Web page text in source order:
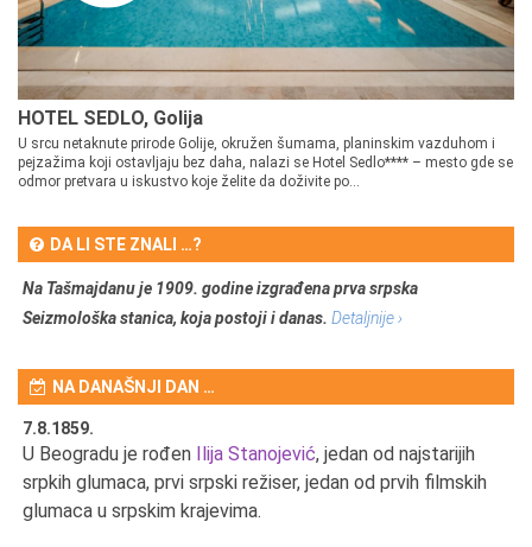
HOTEL SEDLO, Golija
U srcu netaknute prirode Golije, okružen šumama, planinskim vazduhom i
pejzažima koji ostavljaju bez daha, nalazi se Hotel Sedlo**** – mesto gde se
odmor pretvara u iskustvo koje želite da doživite po...
DA LI STE ZNALI …?
Na Tašmajdanu je 1909. godine izgrađena prva srpska
Seizmološka stanica, koja postoji i danas. Detaljnije ›
NA DANAŠNJI DAN …
7.8.1859.
U Beogradu je rođen Ilija Stanojević, jedan od najstarijih
srpkih glumaca, prvi srpski režiser, jedan od prvih filmskih
glumaca u srpskim krajevima.